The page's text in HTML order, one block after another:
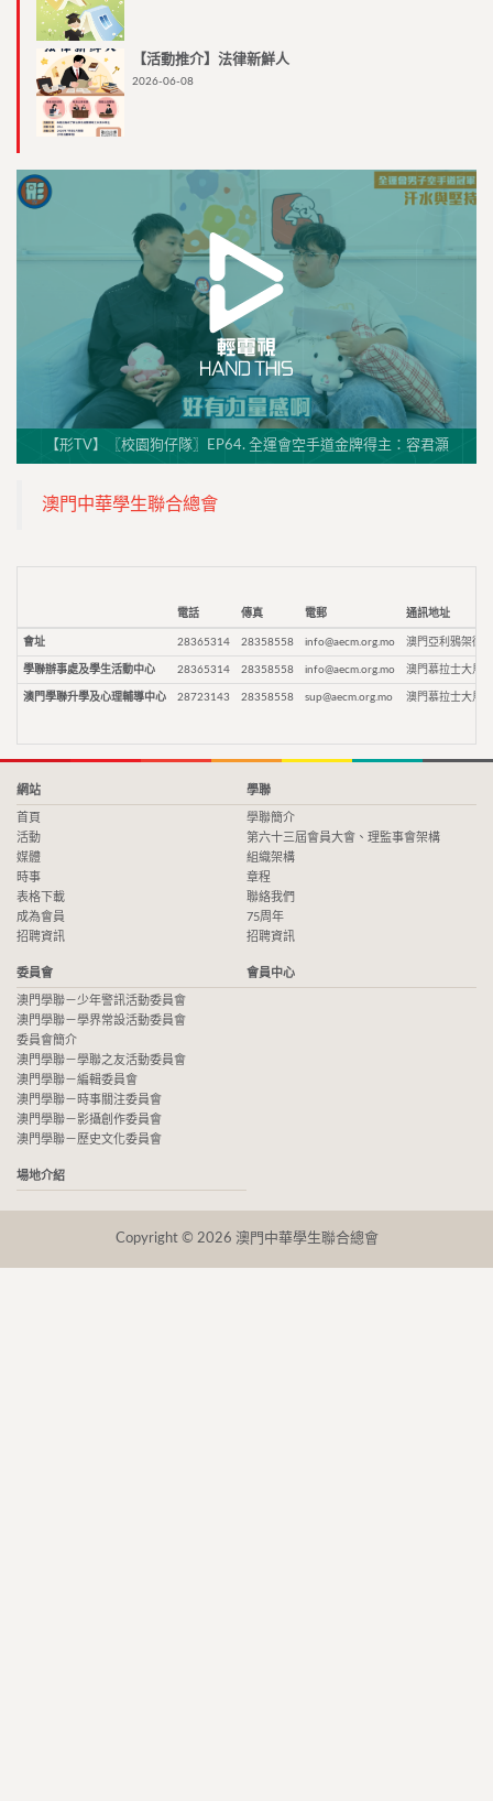
【活動推介】法律新鮮人
2026-06-08
【形TV】〖校園狗仔隊〗EP64. 全運會空手道金牌得主：容君灝
澳門中華學生聯合總會
電話 傳真 電郵 通訊地址
會址 28365314 28358558 info@aecm.org.mo 澳門亞利鴉架街9
學聯辦事處及學生活動中心 28365314 28358558 info@aecm.org.mo 澳門慕拉士大馬
澳門學聯升學及心理輔導中心 28723143 28358558 sup@aecm.org.mo 澳門慕拉士大馬
網站
首頁
活動
媒體
時事
表格下載
成為會員
招聘資訊
學聯
學聯簡介
第六十三屆會員大會、理監事會架構
組織架構
章程
聯絡我們
75周年
招聘資訊
委員會
澳門學聯－少年警訊活動委員會
澳門學聯－學界常設活動委員會
委員會簡介
澳門學聯－學聯之友活動委員會
澳門學聯－編輯委員會
澳門學聯－時事關注委員會
澳門學聯－影攝創作委員會
澳門學聯－歷史文化委員會
會員中心
場地介紹
Copyright © 2026 澳門中華學生聯合總會